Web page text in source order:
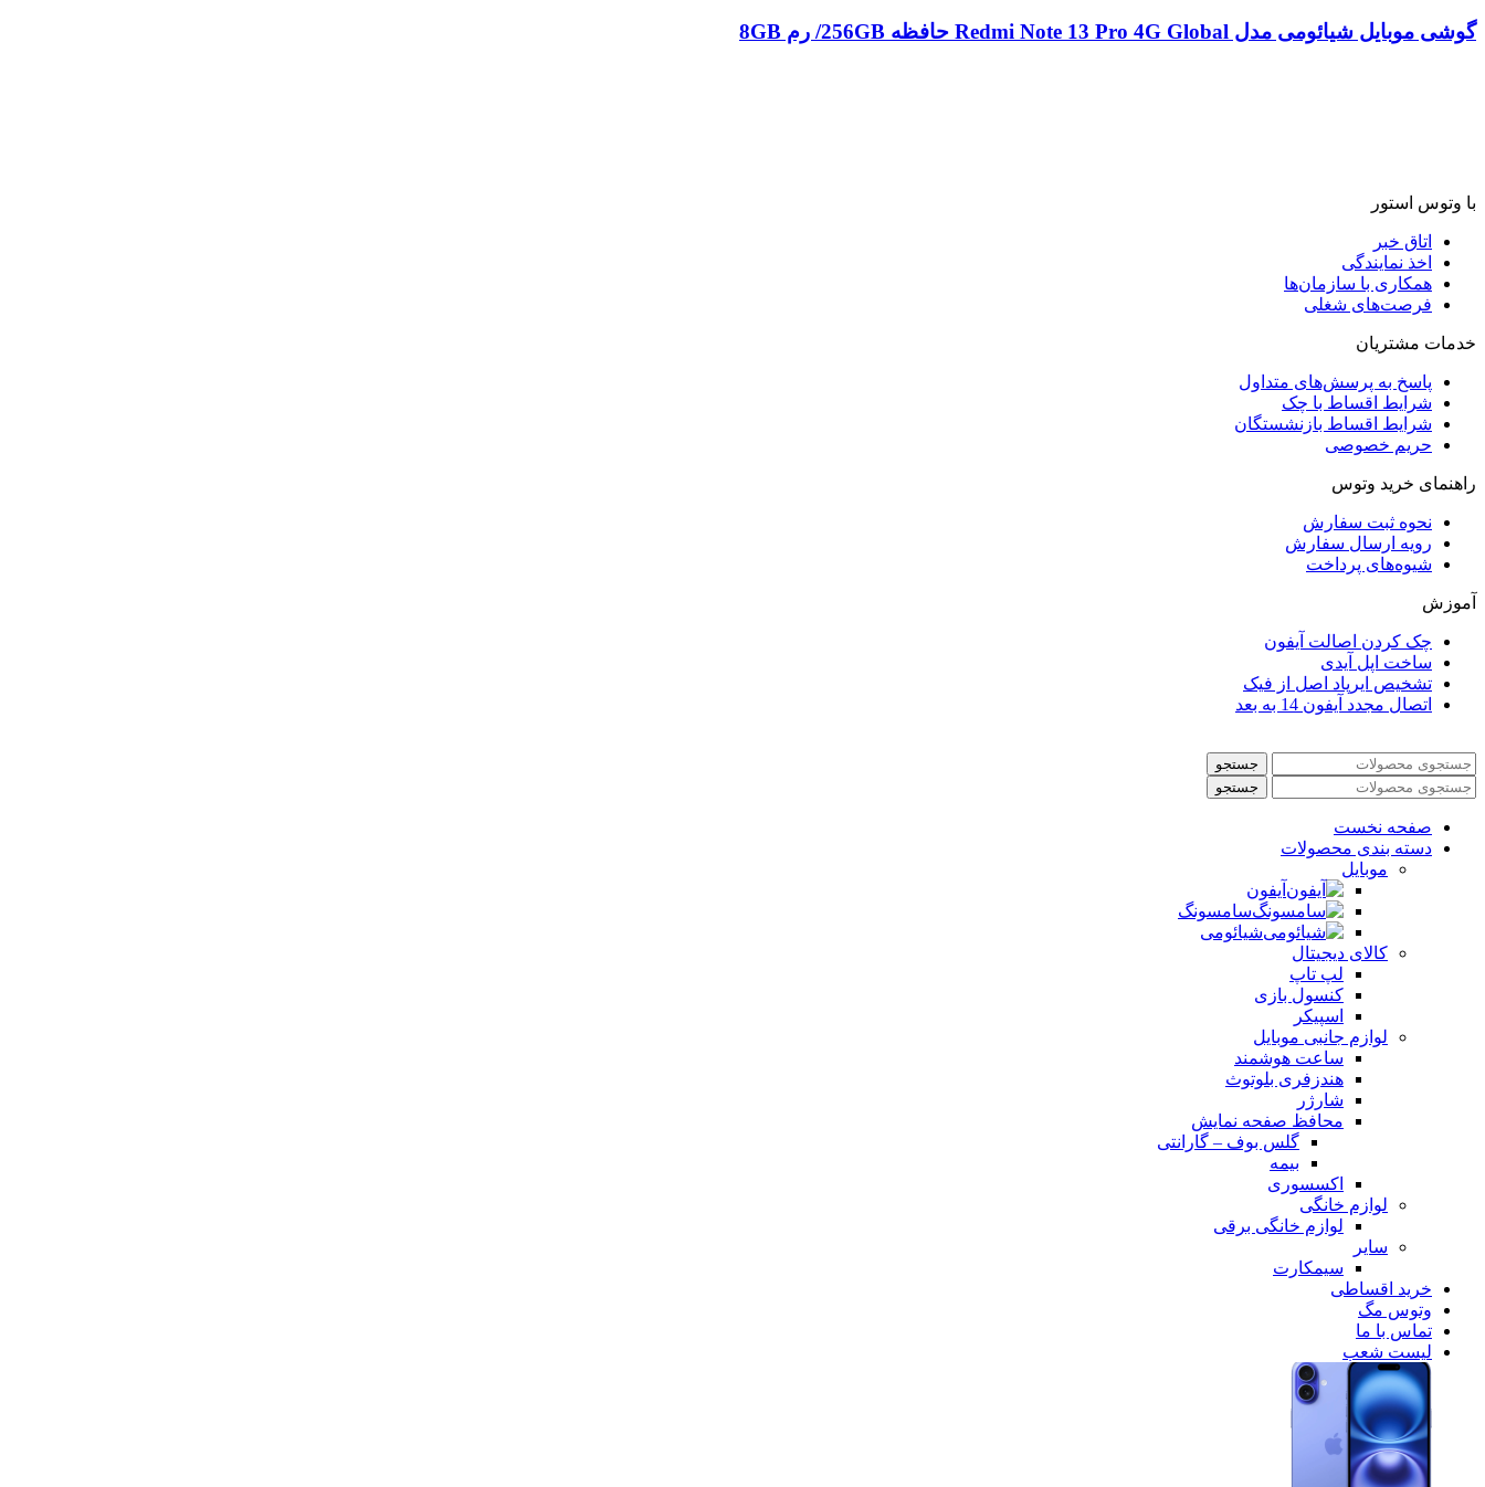
گوشی موبایل شیائومی مدل Redmi Note 13 Pro 4G Global حافظه 256GB/ رم 8GB
با وتوس استور
اتاق خبر
اخذ نمایندگی
همکاری با سازمان‌ها
فرصت‌های شغلی
خدمات مشتریان
پاسخ به پرسش‌های متداول
شرایط اقساط با چک
شرایط اقساط بازنشستگان
حریم خصوصی
راهنمای خرید وتوس
نحوه ثبت سفارش
رویه ارسال سفارش
شیوه‌های پرداخت
آموزش
چک کردن اصالت آیفون
ساخت اپل آیدی
تشخیص ایرپاد اصل از فیک
اتصال مجدد آیفون 14 به بعد
جستجو
جستجو
صفحه نخست
دسته بندی محصولات
موبایل
آیفون
سامسونگ
شیائومی
کالای دیجیتال
لپ تاپ
کنسول بازی
اسپیکر
لوازم جانبی موبایل
ساعت هوشمند
هندزفری بلوتوث
شارژر
محافظ صفحه نمایش
گلس بوف – گارانتی
بیمه
اکسسوری
لوازم خانگی
لوازم خانگی برقی
سایر
سیمکارت
خرید اقساطی
وتوس مگ
تماس با ما
لیست شعب